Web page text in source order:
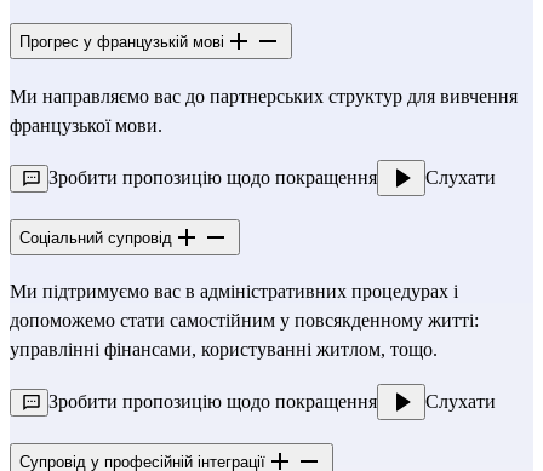
Прогрес у французькій мові
Ми направляємо вас до партнерських структур для вивчення
французької мови.
Зробити пропозицію щодо покращення Слухати
Соціальний супровід
Ми підтримуємо вас в адміністративних процедурах і
допоможемо стати самостійним у повсякденному житті:
управлінні фінансами, користуванні житлом, тощо.
Зробити пропозицію щодо покращення Слухати
Супровід у професійній інтеграції